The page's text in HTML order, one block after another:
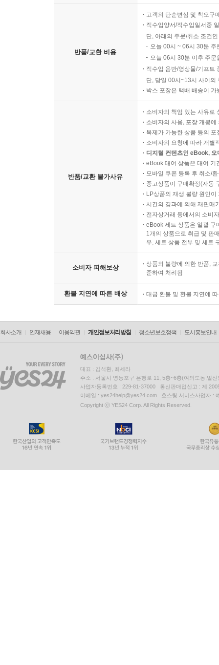
반품/교환 비용
고객의 단순변심 및 착오구
직수입양서/직수입일서중
단, 아래의 주문/취소 조건
오늘 00시 ~ 06시 30분
오늘 06시 30분 이후 주
직수입 음반/영상물/기프트
단, 당일 00시~13시 사이의
박스 포장은 택배 배송이
반품/교환 불가사유
소비자의 책임 있는 사유로
소비자의 사용, 포장 개봉
복제가 가능한 상품 등의
소비자의 요청에 따라 개별
디지털 컨텐츠인 eBook,
eBook 대여 상품은 대여 기
모바일 쿠폰 등록 후 취소/
중고상품이 구매확정(자동
LP상품의 재생 불량 원인
시간의 경과에 의해 재판매
전자상거래 등에서의 소비
eBook 세트 상품은 일괄 구
1개의 상품으로 취급 및 판
우, 세트 상품 전부 및 세트
소비자 피해보상
상품의 불량에 의한 반품,
준하여 처리됨
환불 지연에 따른 배상 대금 환불 및 환불 지연에
회사소개 인재채용 이용약관 개인정보처리방침 청소년보호정책 도서홍보안내
대표 : 김석환, 최세라
주소 : 서울시 영등포구 은행로 11, 5층~6층(여의도동,일신
사업자등록번호 : 229-81-37000 통신판매업신고 : 제
이메일 : yes24help@yes24.com 호스팅 서비스사업자 :
Copyright ⓒ YES24 Corp. All Rights Reserved.